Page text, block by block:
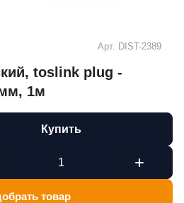
Арт. DIST-2389
toslink plug -
1м
Купить
товар